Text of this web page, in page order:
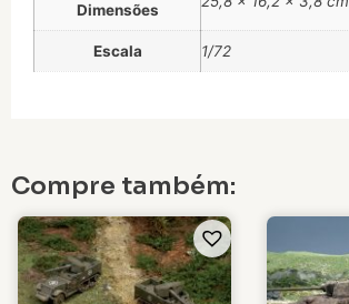
Dimensões
Escala 1/72
Compre também: